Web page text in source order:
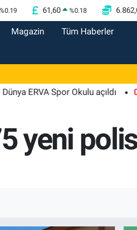
%0.19 61,60 %0.18
Magazin Tüm Haberler
Spor Okulu açıldı 08:48
yeni